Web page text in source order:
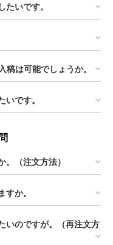
いです。
は可能でしょうか。
です。
（注文方法）
か。
いのですが。（再注文方